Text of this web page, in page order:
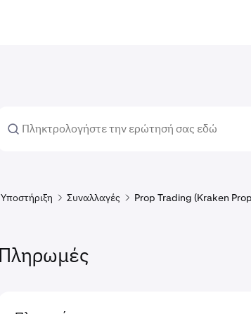
Υποστήριξη Συναλλαγές Prop Trading (Kraken
Πληρωμές